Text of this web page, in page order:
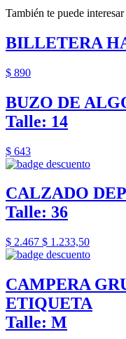
También te puede interesar
BILLETERA
$ 890
BUZO DE
Talle: 14
$ 643
CALZADO
Talle: 36
$ 2.467 $ 1.233,50
CAMPERA
ETIQUETA
Talle: M